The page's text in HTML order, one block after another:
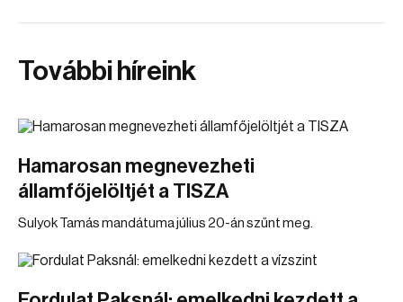
További híreink
Hamarosan megnevezheti
államfőjelöltjét a TISZA
Sulyok Tamás mandátuma július 20-án szűnt meg.